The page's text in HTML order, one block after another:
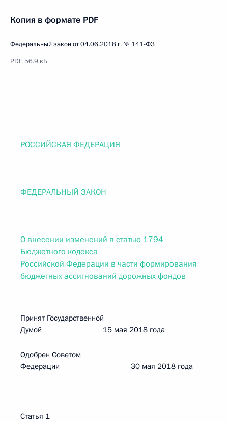
Копия в формате PDF
Федеральный закон от 04.06.2018 г. № 141-ФЗ
PDF, 56.9 кБ
РОССИЙСКАЯ ФЕДЕРАЦИЯ
ФЕДЕРАЛЬНЫЙ ЗАКОН
О внесении изменений в статью 1794
Бюджетного кодекса
Российской Федерации в части формирования
бюджетных ассигнований дорожных фондов
Принят Государственной
Думой 15 мая 2018 года
Одобрен Советом
Федерации 30 мая 2018 года
Статья 1